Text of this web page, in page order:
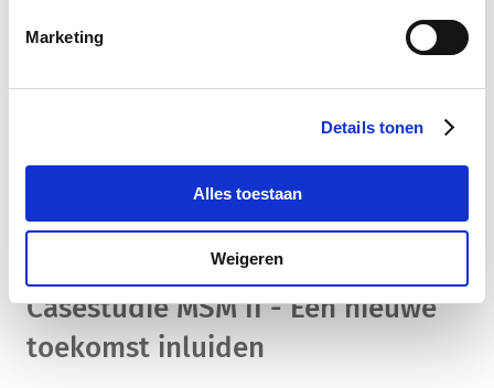
Marketing
Details tonen
Alles toestaan
Weigeren
Casestudie MSM II - Een nieuwe
toekomst inluiden